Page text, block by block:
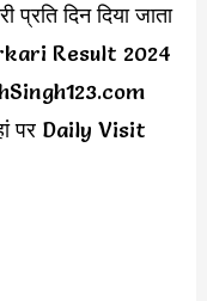
प्रति दिन दिया जाता
Result 2024
पर Daily Visit